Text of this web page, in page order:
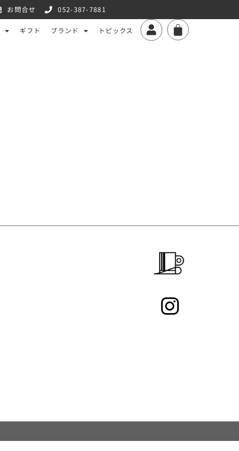
お問合せ 052-387-7881
ギフト ブランド トピックス